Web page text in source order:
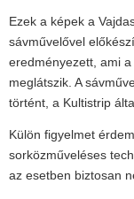
Ezek a képek a
sávművelővel
eredményezett, ami
meglátszik. A
történt, a Kultistrip
Külön figyelmet
sorközműveléses
az esetben biztosan